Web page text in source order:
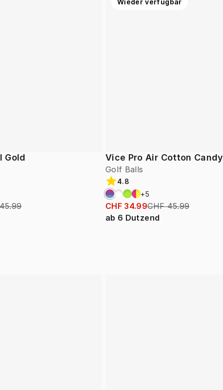
Gold Vice Pro Air Cotton Candy
Golf Balls
Wieder verfügbar
4.8
+5
CHF 34.99CHF 45.99
ab 6 Dutzend